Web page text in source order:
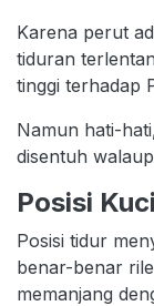
Karena perut
tiduran
tinggi terhadap
Namun hati-
disentuh
Posisi
Posisi tidur
benar-benar
memanjang